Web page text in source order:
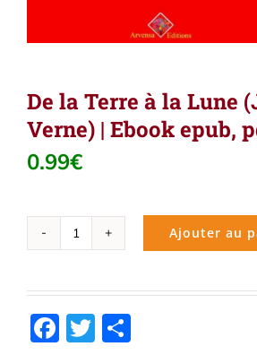
De la Terre à la Lune
Verne) | Ebook epub,
0.99€
quantité
Terre
à
Ajouter au
Facebook
Twitter